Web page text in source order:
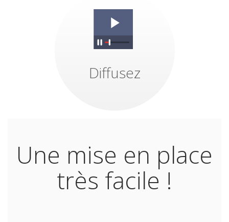
Diffusez
D'un clic vous
diffusez vos
messages sur vos
écrans distants, de
ou individualisée
Une mise en place
très facile !